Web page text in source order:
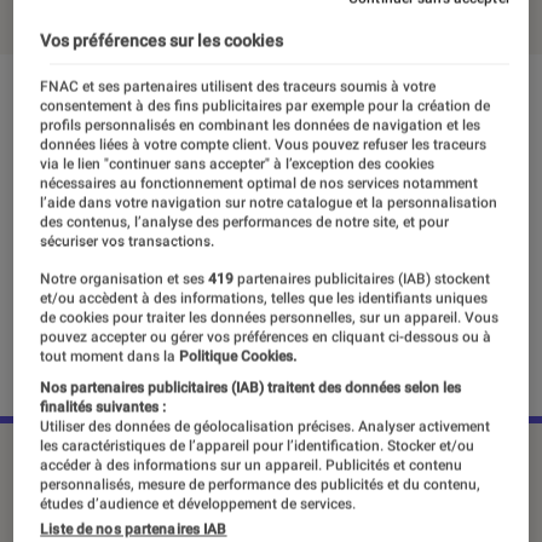
Marque phare en matière de jouets
Vos préférences sur les cookies
FNAC et ses partenaires utilisent des traceurs soumis à votre
consentement à des fins publicitaires par exemple pour la création de
profils personnalisés en combinant les données de navigation et les
données liées à votre compte client. Vous pouvez refuser les traceurs
via le lien "continuer sans accepter" à l’exception des cookies
nécessaires au fonctionnement optimal de nos services notamment
l’aide dans votre navigation sur notre catalogue et la personnalisation
des contenus, l’analyse des performances de notre site, et pour
sécuriser vos transactions.
Notre organisation et ses419 partenaires publicitaires (IAB) stockent
et/ou accèdent à des informations, telles que les identifiants uniques
de cookies pour traiter les données personnelles, sur un appareil. Vous
pouvez accepter ou gérer vos préférences en cliquant ci-dessous ou à
tout moment dans la Politique Cookies.
Nos partenaires publicitaires (IAB) traitent des données selon les
finalités suivantes :
Utiliser des données de géolocalisation précises. Analyser activement
les caractéristiques de l’appareil pour l’identification. Stocker et/ou
accéder à des informations sur un appareil. Publicités et contenu
personnalisés, mesure de performance des publicités et du contenu,
études d’audience et développement de services.
Liste de nos partenaires IAB